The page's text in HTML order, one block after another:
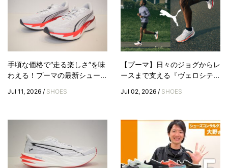
手頃な価格で“走る楽しさ”を味
わえる！プーマの最新シュー...
Jul 11, 2026 / SHOES
【プーマ】日々のジョグからレ
ースまで支える『ヴェロシテ...
Jul 02, 2026 / SHOES